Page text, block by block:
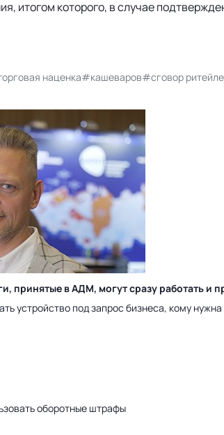
итогом которого, в случае
наценка#кашеваров#сговор
принятые в АДМ, могут сразу работать и
устройство под запрос бизнеса, кому
оборотные штрафы